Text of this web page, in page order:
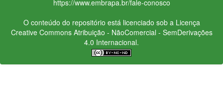
https://www.embrapa.br/fale-conosco
O conteúdo do repositório está licenciado sob a Licença
Creative CommonsAtribuição - NãoComercial - SemDerivações
4.0 Internacional.